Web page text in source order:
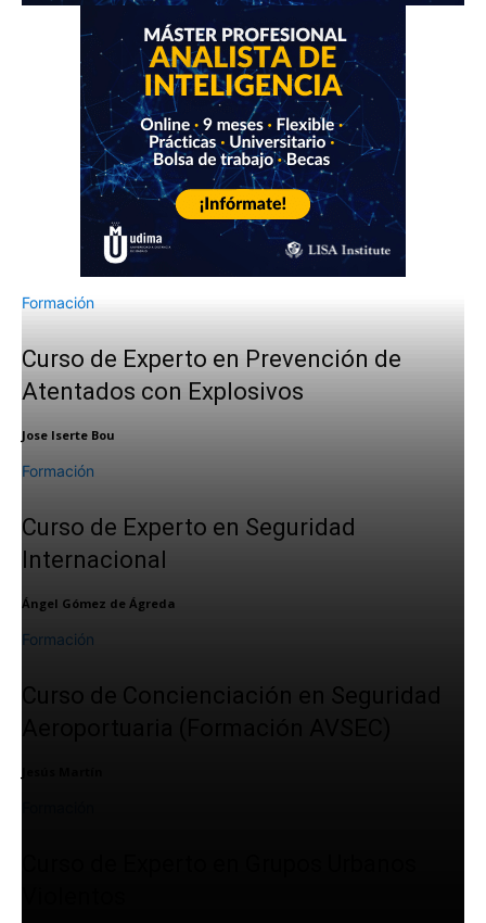
Formación
Curso de Experto en Prevención de
Atentados con Explosivos
Jose Iserte Bou
Formación
Curso de Experto en Seguridad
Internacional
Ángel Gómez de Ágreda
Formación
Curso de Concienciación en Seguridad